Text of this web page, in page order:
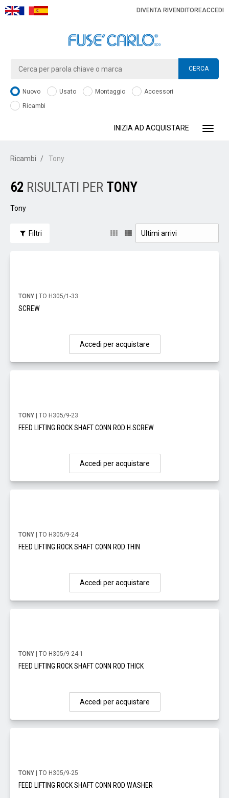
DIVENTA RIVENDITOREACCEDI
CERCA
Nuovo Usato Montaggio
Accessori
Ricambi
INIZIA AD ACQUISTARE
Ricambi Tony
62 RISULTATI PER TONY
Tony
Filtri
TONY | TO H305/1-33
SCREW
Accedi per acquistare
TONY | TO H305/9-23
FEED LIFTING ROCK SHAFT CONN ROD H.SCREW
Accedi per acquistare
TONY | TO H305/9-24
FEED LIFTING ROCK SHAFT CONN ROD THIN
Accedi per acquistare
TONY | TO H305/9-24-1
FEED LIFTING ROCK SHAFT CONN ROD THICK
Accedi per acquistare
TONY | TO H305/9-25
FEED LIFTING ROCK SHAFT CONN ROD WASHER